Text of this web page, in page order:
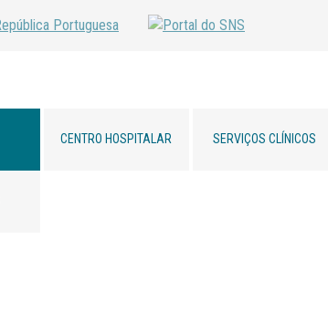
CENTRO HOSPITALAR SERVIÇOS CLÍNICOS